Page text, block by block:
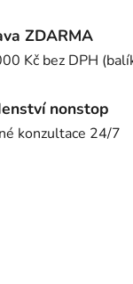
ZDARMA
Kč bez DPH
nonstop
konzultace 24/7